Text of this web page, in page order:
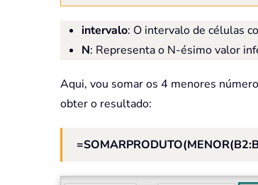
intervalo: O intervalo de células
N: Representa o N-ésimo valor
Aqui, vou somar os 4 menores
obter o resultado: